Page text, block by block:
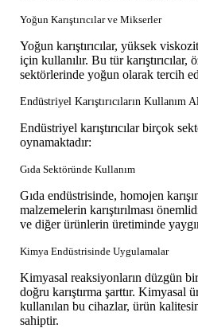
Yoğun Karıştırıcılar ve Mikserler
Yoğun karıştırıcılar, yüksek
için kullanılır. Bu tür
sektörlerinde yoğun olarak tercih
Endüstriyel Karıştırıcıların Kullanım
Endüstriyel karıştırıcılar birçok
oynamaktadır:
Gıda Sektöründe Kullanım
Gıda endüstrisinde, homojen
malzemelerin karıştırılması
ve diğer ürünlerin üretiminde
Kimya Endüstrisinde Uygulamalar
Kimyasal reaksiyonların düzgün
doğru karıştırma şarttır. Kimyasal
kullanılan bu cihazlar, ürün
sahiptir.